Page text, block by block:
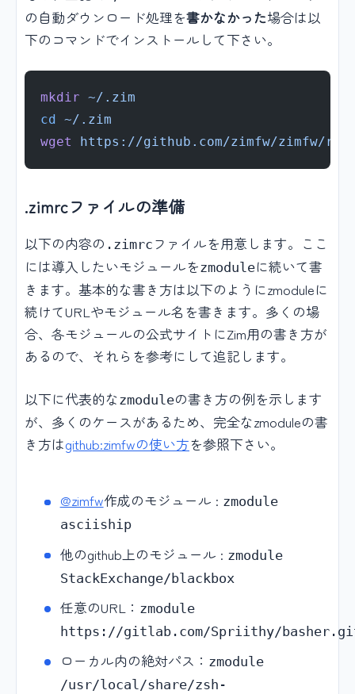
の自動ダウンロード処理を書かなかった場合は以
下のコマンドでインストールして下さい。
mkdir ~/.zim
cd
~/.zim
wget
https://github.com/zimfw/zimfw/
.zimrcファイルの準備
以下の内容の .zimrc ファイルを用意します。ここ
には導入したいモジュールをzmoduleに続いて書
きます。基本的な書き方は以下のようにzmoduleに
続けてURLやモジュール名を書きます。多くの場
合、各モジュールの公式サイトにZim用の書き方が
あるので、それらを参考にして追記します。
以下に代表的なzmoduleの書き方の例を示します
が、多くのケースがあるため、完全なzmoduleの書
き方はgithub:zimfwの使い方を参照下さい。
@zimfw作成のモジュール : zmodule
asciiship
他のgithub上のモジュール : zmodule
StackExchange/blackbox
任意のURL： zmodule
https://gitlab.com/Spriithy/
ローカル内の絶対パス： zmodule
/usr/local/share/zsh-